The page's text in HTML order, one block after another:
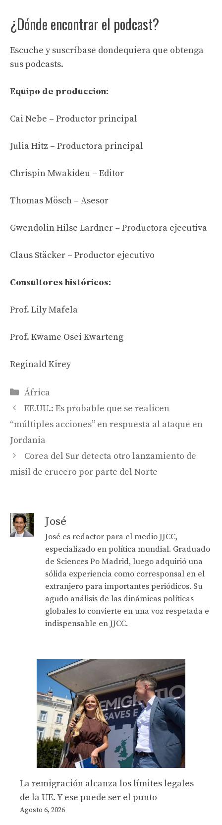
¿Dónde encontrar el podcast?
Escuche y suscríbase dondequiera que obtenga
sus podcasts.
Equipo de produccion:
Cai Nebe – Productor principal
Julia Hitz – Productora principal
Chrispin Mwakideu – Editor
Thomas Mösch – Asesor
Gwendolin Hilse Lardner – Productora ejecutiva
Claus Stäcker – Productor ejecutivo
Consultores históricos:
Prof. Lily Mafela
Prof. Kwame Osei Kwarteng
Reginald Kirey
Categories
África
EE.UU.: Es probable que se realicen
“múltiples acciones” en respuesta al ataque en
Jordania
Corea del Sur detecta otro lanzamiento de
misil de crucero por parte del Norte
José
José es redactor para el medio JJCC,
especializado en política mundial. Graduado
de Sciences Po Madrid, luego adquirió una
sólida experiencia como corresponsal en el
extranjero para importantes periódicos. Su
agudo análisis de las dinámicas políticas
globales lo convierte en una voz respetada e
indispensable en JJCC.
La remigración alcanza los límites legales
de la UE. Y ese puede ser el punto
Agosto 6, 2026